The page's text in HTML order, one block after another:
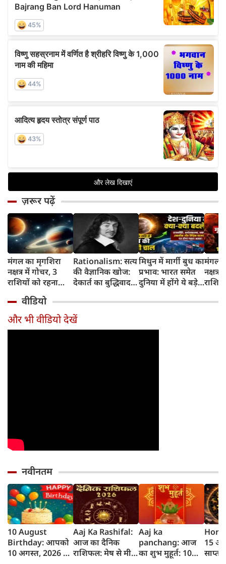
ज़रूर पढ़ें
मंगल का मृगशिरा
नक्षत्र में गोचर, 3
राशियों को रहना
सावधान
Rationalism: सत्य
की वैज्ञानिक खोज:
देकार्त का बुद्धिवाद
का जन्म
मिथुन में मार्गी बुध का
प्रभाव: भारत समेत
दुनिया में होंगे ये बड़े
मंगल
नक्षत्र
किसे
वीडियो
और भी वीडियो देखें
नवीनतम
10 August
Birthday: आपको
10 अगस्त, 2026 के
Aaj Ka Rashifal:
आज का दैनिक
राशिफल: मेष से मीन
Aaj ka
panchang: आज
का शुभ मुहूर्त: 10
15